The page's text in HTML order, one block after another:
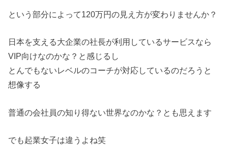
という部分によって120万円の見え方が変わりませんか？
日本を支える大企業の社長が利用しているサービスなら
VIP向けなのかな？と感じるし
とんでもないレベルのコーチが対応しているのだろうと
想像する
普通の会社員の知り得ない世界なのかな？とも思えます
でも起業女子は違うよね笑